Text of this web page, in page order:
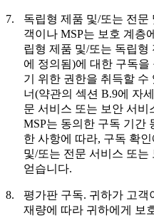
7. 독립형 제품 및/또는 전문
객이나 MSP는 보호 계층
립형 제품 및/또는 독립
에 정의됨)에 대한 구독
기 위한 권한을 취득할 수
너(약관의 섹션 B.9에 자
문 서비스 또는 보안 서
MSP는 동의한 구독 기간
한 사항에 따라, 구독 확
및/또는 전문 서비스 또
얻습니다.
8. 평가판 구독. 귀하가 고객
재량에 따라 귀하에게 보